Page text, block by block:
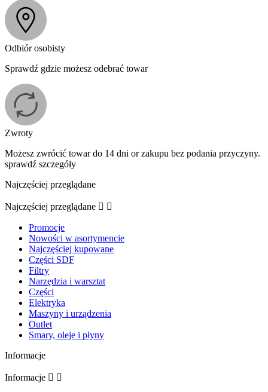
Odbiór osobisty
Sprawdź gdzie możesz odebrać towar
Zwroty
Możesz zwrócić towar do 14 dni or zakupu bez podania przyczyny.
sprawdź szczegóły
Najczęściej przeglądane
Najczęściej przeglądane  
Promocje
Nowości w asortymencie
Najczęściej kupowane
Części SDF
Filtry
Narzędzia i warsztat
Części
Elektryka
Maszyny i urządzenia
Outlet
Smary, oleje i płyny
Informacje
Informacje  